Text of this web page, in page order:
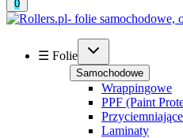
0
☰ Folie
Samochodowe
Wrappingowe
PPF (Paint
Przyciemniające
Laminaty